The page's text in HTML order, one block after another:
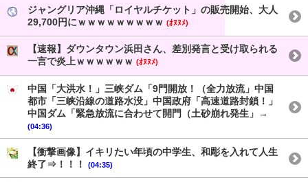
ジャングリア沖縄「ロイヤルチケット」の販売開始、大人
29,700円にｗｗｗｗｗｗｗｗｗ (ｵﾇﾇﾒ)
【速報】ダウンタウン浜田さん、差別発言と受け取られる
一言で炎上ｗｗｗｗｗｗ (ｵﾇﾇﾒ)
中国「大洪水！」三峡ダム「9門開放！（全力放流」中国
都市「三峡沿線の道路水没」中国政府「高速道路封鎖！」
中国ダム「緊急放流に合わせて開門（土砂崩れ発生」→
(04:36)
【衝撃画像】イキリたい年頃の中学生、和彫を入れて人生
終了⇒！！！
(04:35)